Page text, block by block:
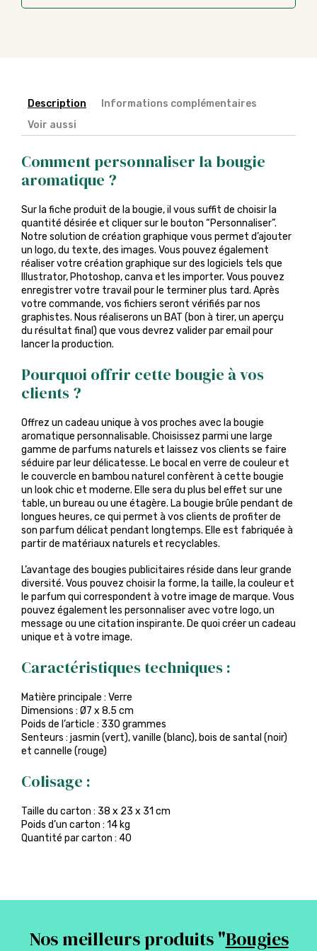
Description
Informations complémentaires
Voir aussi
Comment personnaliser la bougie
aromatique ?
Sur la fiche produit de la bougie, il vous suffit de choisir la
quantité désirée et cliquer sur le bouton “Personnaliser”.
Notre solution de création graphique vous permet d’ajouter
un logo, du texte, des images. Vous pouvez également
réaliser votre création graphique sur des logiciels tels que
Illustrator, Photoshop, canva et les importer. Vous pouvez
enregistrer votre travail pour le terminer plus tard. Après
votre commande, vos fichiers seront vérifiés par nos
graphistes. Nous réaliserons un BAT (bon à tirer, un aperçu
du résultat final) que vous devrez valider par email pour
lancer la production.
Pourquoi offrir cette bougie à vos
clients ?
Offrez un cadeau unique à vos proches avec la bougie
aromatique personnalisable. Choisissez parmi une large
gamme de parfums naturels et laissez vos clients se faire
séduire par leur délicatesse. Le bocal en verre de couleur et
le couvercle en bambou naturel confèrent à cette bougie
un look chic et moderne. Elle sera du plus bel effet sur une
table, un bureau ou une étagère. La bougie brûle pendant de
longues heures, ce qui permet à vos clients de profiter de
son parfum délicat pendant longtemps. Elle est fabriquée à
partir de matériaux naturels et recyclables.
L’avantage des bougies publicitaires réside dans leur grande
diversité. Vous pouvez choisir la forme, la taille, la couleur et
le parfum qui correspondent à votre image de marque. Vous
pouvez également les personnaliser avec votre logo, un
message ou une citation inspirante. De quoi créer un cadeau
unique et à votre image.
Caractéristiques techniques :
Matière principale : Verre
Dimensions : Ø7 x 8.5 cm
Poids de l’article : 330 grammes
Senteurs : jasmin (vert), vanille (blanc), bois de santal (noir)
et cannelle (rouge)
Colisage :
Taille du carton : 38 x 23 x 31 cm
Poids d’un carton : 14 kg
Quantité par carton : 40
Nos meilleurs produits "Bougies